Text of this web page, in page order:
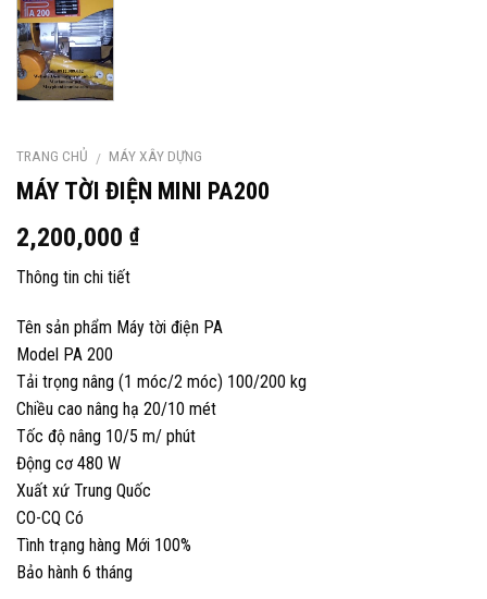
TRANG CHỦ / MÁY XÂY DỰNG
MÁY TỜI ĐIỆN MINI PA200
2,200,000 ₫
Thông tin chi tiết
Tên sản phẩm Máy tời điện PA
Model PA 200
Tải trọng nâng (1 móc/2 móc) 100/200 kg
Chiều cao nâng hạ 20/10 mét
Tốc độ nâng 10/5 m/ phút
Động cơ 480 W
Xuất xứ Trung Quốc
CO-CQ Có
Tình trạng hàng Mới 100%
Bảo hành 6 tháng